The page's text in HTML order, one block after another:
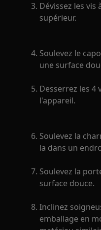
Dévissez les
supérieur.
Soulevez le
une surface
Desserrez les 4
l'appareil.
Soulevez la
la dans un
Soulevez la
surface douce.
Inclinez
emballage en